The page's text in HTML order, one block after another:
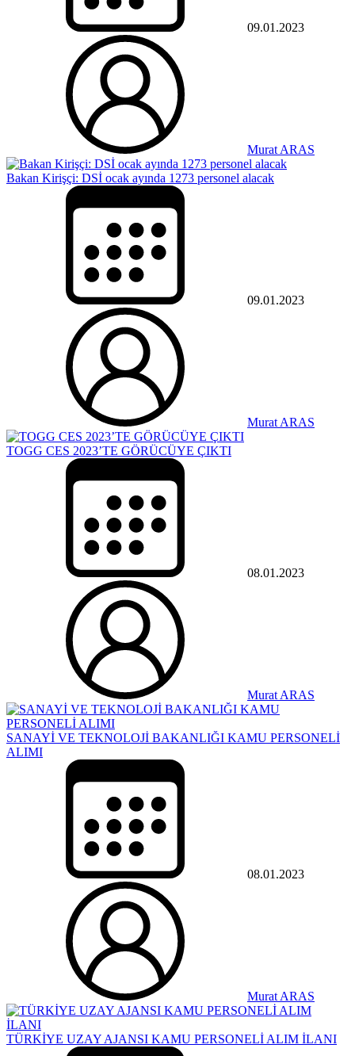
09.01.2023
Murat ARAS
Bakan Kirişçi: DSİ ocak ayında 1273 personel alacak
09.01.2023
Murat ARAS
TOGG CES 2023’TE GÖRÜCÜYE ÇIKTI
08.01.2023
Murat ARAS
SANAYİ VE TEKNOLOJİ BAKANLIĞI KAMU PERSONELİ
ALIMI
08.01.2023
Murat ARAS
TÜRKİYE UZAY AJANSI KAMU PERSONELİ ALIM İLANI